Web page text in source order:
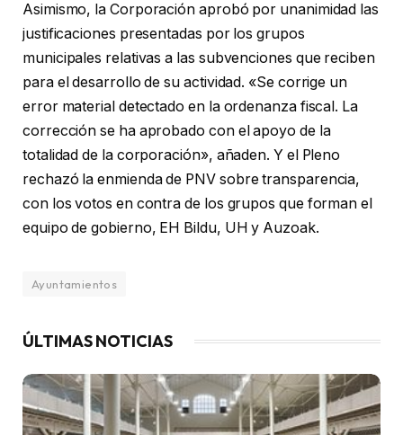
Asimismo, la Corporación aprobó por unanimidad las
justificaciones presentadas por los grupos
municipales relativas a las subvenciones que reciben
para el desarrollo de su actividad. «Se corrige un
error material detectado en la ordenanza fiscal. La
corrección se ha aprobado con el apoyo de la
totalidad de la corporación», añaden. Y el Pleno
rechazó la enmienda de PNV sobre transparencia,
con los votos en contra de los grupos que forman el
equipo de gobierno, EH Bildu, UH y Auzoak.
Ayuntamientos
ÚLTIMAS NOTICIAS